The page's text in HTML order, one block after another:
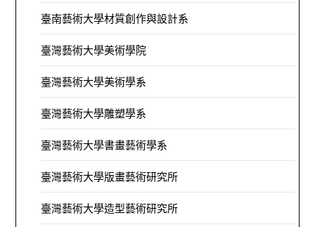
臺南藝術大學材質創作與設計系
臺灣藝術大學美術學院
臺灣藝術大學美術學系
臺灣藝術大學雕塑學系
臺灣藝術大學書畫藝術學系
臺灣藝術大學版畫藝術研究所
臺灣藝術大學造型藝術研究所